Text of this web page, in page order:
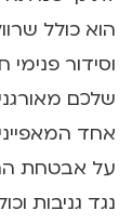
וסידור
שלכם
על אבטחת